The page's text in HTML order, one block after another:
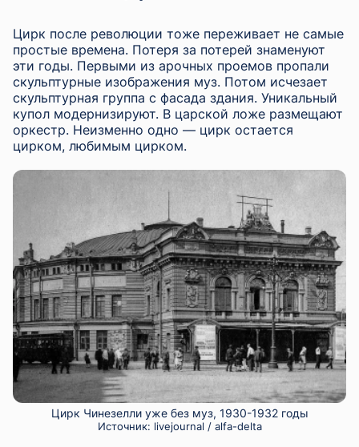
Цирк после революции тоже переживает не самые
простые времена. Потеря за потерей знаменуют
эти годы. Первыми из арочных проемов пропали
скульптурные изображения муз. Потом исчезает
скульптурная группа с фасада здания. Уникальный
купол модернизируют. В царской ложе размещают
оркестр. Неизменно одно — цирк остается
цирком, любимым цирком.
Цирк Чинезелли уже без муз, 1930-1932 годы
Источник: livejournal / alfa-delta